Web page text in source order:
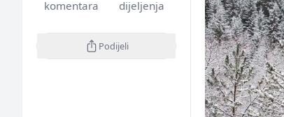
komentara dijeljenja
Podijeli